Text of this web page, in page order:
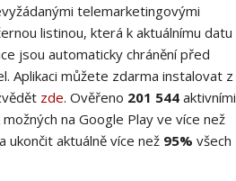
telemarketingovými
listinou, která k aktuálnímu datu
jsou automaticky chránění před
Aplikaci můžete zdarma instalovat z
zde. Ověřeno 201 544 aktivními
na Google Play ve více než
ukončit aktuálně více než 95% všech